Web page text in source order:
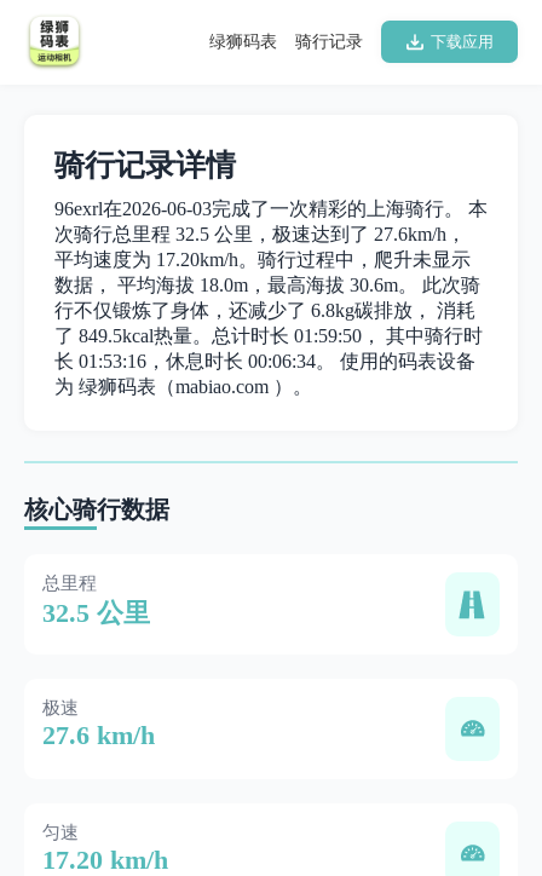
下载应用
骑行记录
绿狮码表
骑行记录详情
96exrl在2026-06-03完成了一次精彩的上海骑行。 本
次骑行总里程 32.5 公里，极速达到了 27.6km/h，
平均速度为 17.20km/h。骑行过程中，爬升未显示
数据， 平均海拔 18.0m，最高海拔 30.6m。 此次骑
行不仅锻炼了身体，还减少了 6.8kg碳排放， 消耗
了 849.5kcal热量。总计时长 01:59:50， 其中骑行时
长 01:53:16，休息时长 00:06:34。 使用的码表设备
为 绿狮码表（mabiao.com ）。
核心骑行数据
总里程
32.5 公里
极速
27.6 km/h
匀速
17.20 km/h